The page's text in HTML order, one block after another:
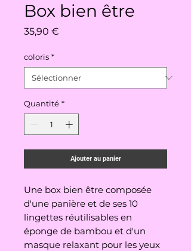
Box bien être
35,90 €
coloris *
Quantité *
Ajouter au panier
Une box bien être composée
d'une panière et de ses 10
lingettes réutilisables en
éponge de bambou et d'un
masque relaxant pour les yeux